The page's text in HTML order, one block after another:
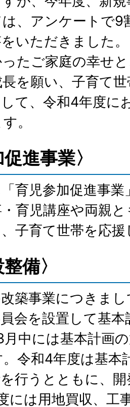
、アンケートで9
いただきました
たご家庭の幸せ
を願い、子育て
て、令和4年度に
。
進事業〉
育児参加促進事
育児講座や両親
子育て世帯を応
備〉
築事業につきま
会を設置して基
月中には基本計画
令和4年度は基本
行うとともに、
には用地買収、工